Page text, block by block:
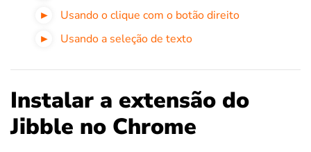
Usando o clique com o botão direito
Usando a seleção de texto
Instalar a extensão do
Jibble no Chrome